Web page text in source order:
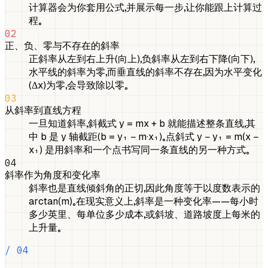
计算器会为你套用公式，并展示每一步，让你能跟上计算过
程。
02
正、负、零与不存在的斜率
正斜率从左到右上升（向上），负斜率从左到右下降（向下），
水平线的斜率为零，而垂直线的斜率不存在，因为水平变化
（Δx）为零，会导致除以零。
03
从斜率到直线方程
一旦知道斜率，斜截式 y = mx + b 就能描述整条直线，其
中 b 是 y 轴截距（b = y₁ − m·x₁）。点斜式 y − y₁ = m(x −
x₁) 是用斜率和一个点书写同一条直线的另一种方式。
04
斜率作为角度和变化率
斜率也是直线倾斜角的正切，因此角度等于以度数表示的
arctan(m)。在现实意义上，斜率是一种变化率——每小时
多少英里、每单位多少成本，或斜坡、道路坡度上每米的
上升量。
/ 04